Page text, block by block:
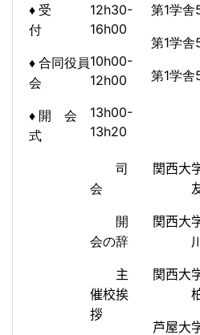
♦ 受
付
♦ 合同役員
会
♦ 開 会
式
12h30-
16h00
10h00-
12h00
13h00-
13h20
第1学舎
第1学舎
第1学舎
司
会
開
会の辞
主
催校挨
拶
関西大
関
関西
芦屋大